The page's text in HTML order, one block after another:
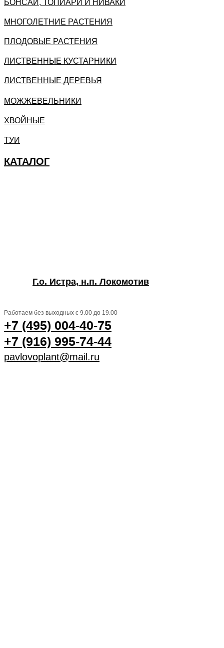
БОНСАИ, ТОПИАРИ И НИВАКИ
МНОГОЛЕТНИЕ РАСТЕНИЯ
ПЛОДОВЫЕ РАСТЕНИЯ
ЛИСТВЕННЫЕ КУСТАРНИКИ
ЛИСТВЕННЫЕ ДЕРЕВЬЯ
МОЖЖЕВЕЛЬНИКИ
ХВОЙНЫЕ
ТУИ
КАТАЛОГ
Г.о. Истра, н.п. Локомотив
Работаем без выходных с 9.00 до 19.00
+7 (495) 004-40-75
+7 (916) 995-74-44
pavlovoplant@mail.ru